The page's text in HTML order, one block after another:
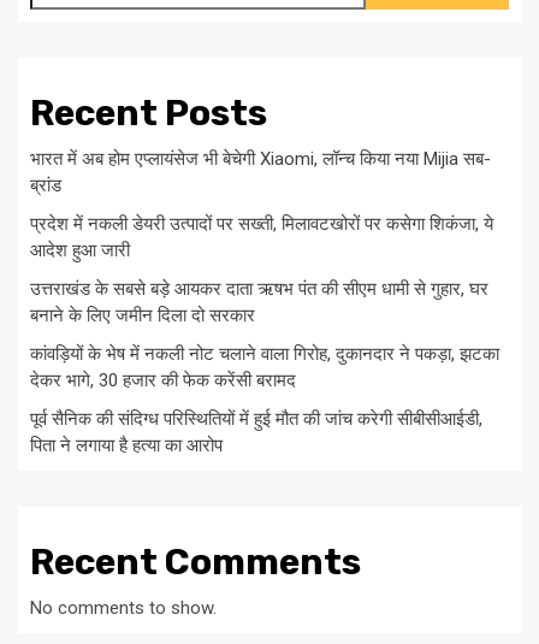
Recent Posts
भारत में अब होम एप्लायंसेज भी बेचेगी Xiaomi, लॉन्च किया नया Mijia सब-
ब्रांड
प्रदेश में नकली डेयरी उत्पादों पर सख्ती, मिलावटखोरों पर कसेगा शिकंजा, ये
आदेश हुआ जारी
उत्तराखंड के सबसे बड़े आयकर दाता ऋषभ पंत की सीएम धामी से गुहार, घर
बनाने के लिए जमीन दिला दो सरकार
कांवड़ियों के भेष में नकली नोट चलाने वाला गिरोह, दुकानदार ने पकड़ा, झटका
देकर भागे, 30 हजार की फेक करेंसी बरामद
पूर्व सैनिक की संदिग्ध परिस्थितियों में हुई मौत की जांच करेगी सीबीसीआईडी,
पिता ने लगाया है हत्या का आरोप
Recent Comments
No comments to show.